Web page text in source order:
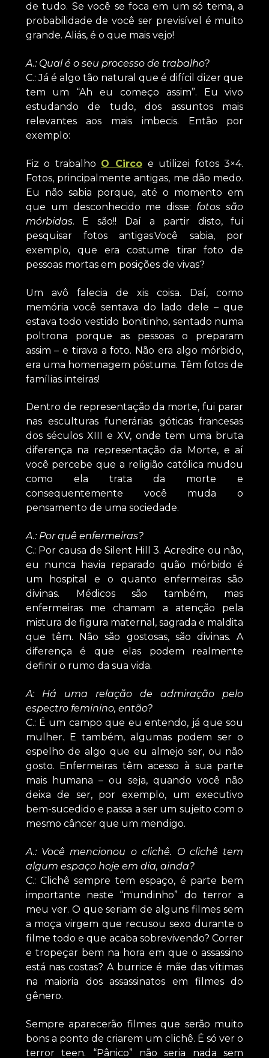
de tudo. Se você se foca em um só tema, a
probabilidade de você ser previsível é muito
grande. Aliás, é o que mais vejo!
A.: Qual é o seu processo de trabalho?
C.: Já é algo tão natural que é difícil dizer que
tem um “Ah eu começo assim”. Eu vivo
estudando de tudo, dos assuntos mais
relevantes aos mais imbecis. Então por
exemplo:
Fiz o trabalho O Circo e utilizei fotos 3×4.
Fotos, principalmente antigas, me dão medo.
Eu não sabia porque, até o momento em
que um desconhecido me disse: fotos são
mórbidas. E são!! Daí a partir disto, fui
pesquisar fotos antigas.Você sabia, por
exemplo, que era costume tirar foto de
pessoas mortas em posições de vivas?
Um avô falecia de xis coisa. Daí, como
memória você sentava do lado dele – que
estava todo vestido bonitinho, sentado numa
poltrona porque as pessoas o preparam
assim – e tirava a foto. Não era algo mórbido,
era uma homenagem póstuma. Têm fotos de
famílias inteiras!
Dentro de representação da morte, fui parar
nas esculturas funerárias góticas francesas
dos séculos XIII e XV, onde tem uma bruta
diferença na representação da Morte, e aí
você percebe que a religião católica mudou
como ela trata da morte e
consequentemente você muda o
pensamento de uma sociedade.
A.: Por quê enfermeiras?
C.: Por causa de Silent Hill 3. Acredite ou não,
eu nunca havia reparado quão mórbido é
um hospital e o quanto enfermeiras são
divinas. Médicos são também, mas
enfermeiras me chamam a atenção pela
mistura de figura maternal, sagrada e maldita
que têm. Não são gostosas, são divinas. A
diferença é que elas podem realmente
definir o rumo da sua vida.
A: Há uma relação de admiração pelo
espectro feminino, então?
C.: É um campo que eu entendo, já que sou
mulher. E também, algumas podem ser o
espelho de algo que eu almejo ser, ou não
gosto. Enfermeiras têm acesso à sua parte
mais humana – ou seja, quando você não
deixa de ser, por exemplo, um executivo
bem-sucedido e passa a ser um sujeito com o
mesmo câncer que um mendigo.
A.: Você mencionou o clichê. O clichê tem
algum espaço hoje em dia, ainda?
C.: Clichê sempre tem espaço, é parte bem
importante neste “mundinho” do terror a
meu ver. O que seriam de alguns filmes sem
a moça virgem que recusou sexo durante o
filme todo e que acaba sobrevivendo? Correr
e tropeçar bem na hora em que o assassino
está nas costas? A burrice é mãe das vítimas
na maioria dos assassinatos em filmes do
gênero.
Sempre aparecerão filmes que serão muito
bons a ponto de criarem um clichê. É só ver o
terror teen. “Pânico” não seria nada sem